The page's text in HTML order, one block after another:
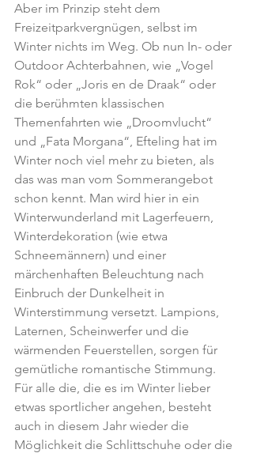
Aber im Prinzip steht dem
Freizeitparkvergnügen, selbst im
Winter nichts im Weg. Ob nun In- oder
Outdoor Achterbahnen, wie „Vogel
Rok“ oder „Joris en de Draak“ oder
die berühmten klassischen
Themenfahrten wie „Droomvlucht“
und „Fata Morgana“, Efteling hat im
Winter noch viel mehr zu bieten, als
das was man vom Sommerangebot
schon kennt. Man wird hier in ein
Winterwunderland mit Lagerfeuern,
Winterdekoration (wie etwa
Schneemännern) und einer
märchenhaften Beleuchtung nach
Einbruch der Dunkelheit in
Winterstimmung versetzt. Lampions,
Laternen, Scheinwerfer und die
wärmenden Feuerstellen, sorgen für
gemütliche romantische Stimmung.
Für alle die, die es im Winter lieber
etwas sportlicher angehen, besteht
auch in diesem Jahr wieder die
Möglichkeit die Schlittschuhe oder die